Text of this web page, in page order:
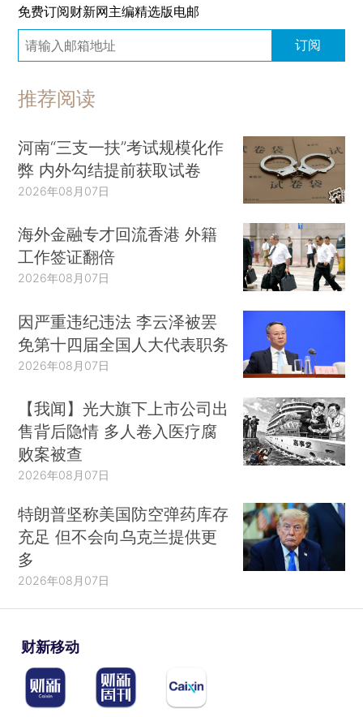
免费订阅财新网主编精选版电邮
订阅
推荐阅读
河南“三支一扶”考试规模化作
弊 内外勾结提前获取试卷
2026年08月07日
海外金融专才回流香港 外籍
工作签证翻倍
2026年08月07日
因严重违纪违法 李云泽被罢
免第十四届全国人大代表职务
2026年08月07日
【我闻】光大旗下上市公司出
售背后隐情 多人卷入医疗腐
败案被查
2026年08月07日
特朗普坚称美国防空弹药库存
充足 但不会向乌克兰提供更
多
2026年08月07日
财新移动